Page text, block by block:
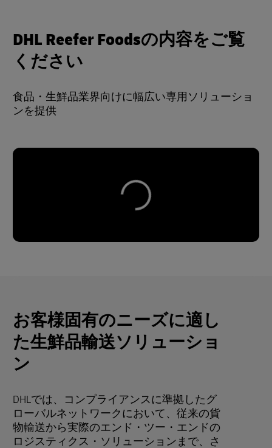
DHL Reefer Foodsの内容をご覧
ください
食品・生鮮品業界向けに幅広い専用ソリューショ
ンを提供
お客様固有のニーズに適し
た生鮮品輸送ソリューショ
ン
DHLでは、コンプライアンスに準拠したグ
ローバルネットワークにおいて、従来の貨
物輸送から実際のエンド・ツー・エンドの
ロジスティクス・ソリューションまで、さ